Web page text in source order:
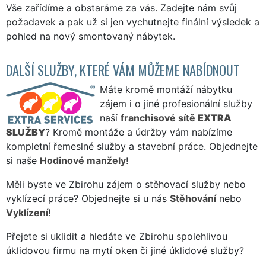
Vše zařídíme a obstaráme za vás. Zadejte nám svůj
požadavek a pak už si jen vychutnejte finální výsledek a
pohled na nový smontovaný nábytek.
DALŠÍ SLUŽBY, KTERÉ VÁM MŮŽEME NABÍDNOUT
Máte kromě montáží nábytku
zájem i o jiné profesionální služby
naší franchisové sítě EXTRA
SLUŽBY? Kromě montáže a údržby vám nabízíme
kompletní řemeslné služby a stavební práce. Objednejte
si naše Hodinové manžely!
Měli byste ve Zbirohu zájem o stěhovací služby nebo
vyklízecí práce? Objednejte si u nás Stěhovánínebo
Vyklízení!
Přejete si uklidit a hledáte ve Zbirohu spolehlivou
úklidovou firmu na mytí oken či jiné úklidové služby?